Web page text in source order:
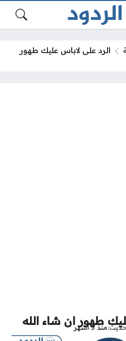
الرد على لاباس عليك طهور
طهور ان شاء الله
منذ 5 أشهر